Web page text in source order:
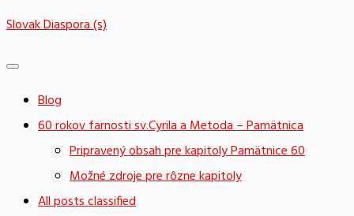
Skip
content
Slovak Diaspora (s)
Blog
60 rokov farnosti sv.Cyrila a Metoda – Pamätnica
Pripravený obsah pre kapitoly Pamätnice 60
Možné zdroje pre rôzne kapitoly
All posts classified